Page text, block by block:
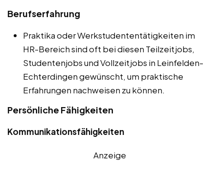
Berufserfahrung
Praktika oder Werkstudententätigkeiten im
HR-Bereich sind oft bei diesen Teilzeitjobs,
Studentenjobs und Vollzeitjobs in Leinfelden-
Echterdingen gewünscht, um praktische
Erfahrungen nachweisen zu können.
Persönliche Fähigkeiten
Kommunikationsfähigkeiten
Anzeige